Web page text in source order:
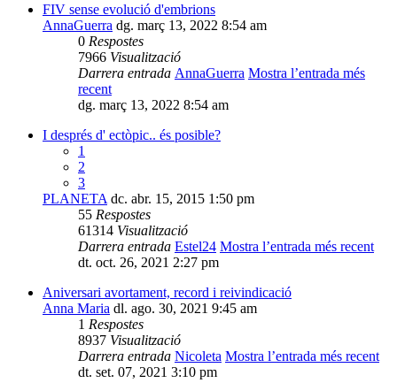
FIV sense evolució d'embrions
AnnaGuerra dg. març 13, 2022 8:54 am
0 Respostes
7966 Visualització
Darrera entrada AnnaGuerra Mostra l’entrada més
recent
dg. març 13, 2022 8:54 am
I després d' ectòpic.. és posible?
1
2
3
PLANETA dc. abr. 15, 2015 1:50 pm
55 Respostes
61314 Visualització
Darrera entrada Estel24 Mostra l’entrada més recent
dt. oct. 26, 2021 2:27 pm
Aniversari avortament, record i reivindicació
Anna Maria dl. ago. 30, 2021 9:45 am
1 Respostes
8937 Visualització
Darrera entrada Nicoleta Mostra l’entrada més recent
dt. set. 07, 2021 3:10 pm